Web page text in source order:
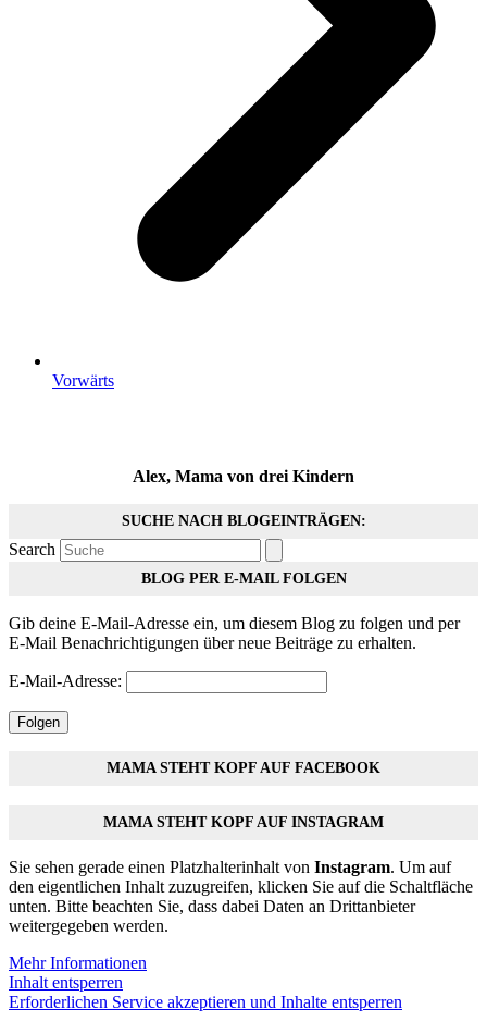
Vorwärts
Alex, Mama von drei Kindern
SUCHE NACH BLOGEINTRÄGEN:
Search
BLOG PER E-MAIL FOLGEN
Gib deine E-Mail-Adresse ein, um diesem Blog zu folgen und per
E-Mail Benachrichtigungen über neue Beiträge zu erhalten.
E-Mail-Adresse:
Folgen
MAMA STEHT KOPF AUF FACEBOOK
MAMA STEHT KOPF AUF INSTAGRAM
Sie sehen gerade einen Platzhalterinhalt von Instagram. Um auf
den eigentlichen Inhalt zuzugreifen, klicken Sie auf die Schaltfläche
unten. Bitte beachten Sie, dass dabei Daten an Drittanbieter
weitergegeben werden.
Mehr Informationen
Inhalt entsperren
Erforderlichen Service akzeptieren und Inhalte entsperren